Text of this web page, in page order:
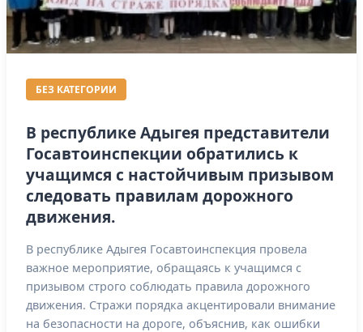
БЕЗ КАТЕГОРИИ
В республике Адыгея представители
Госавтоинспекции обратились к
учащимся с настойчивым призывом
следовать правилам дорожного
движения.
В республике Адыгея Госавтоинспекция провела
важное мероприятие, обращаясь к учащимся с
призывом строго соблюдать правила дорожного
движения. Стражи порядка акцентировали внимание
на безопасности на дороге, объяснив, как ошибки